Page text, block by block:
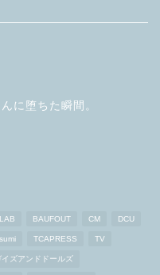
に堕ちた瞬間。
BAUFOUT CM DCU
TCAPRESS TV
イズアンドドールズ